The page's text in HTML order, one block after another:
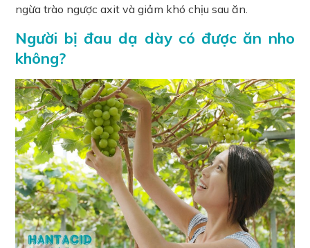
ngừa trào ngược axit và giảm khó chịu sau ăn.
Người bị đau dạ dày có được ăn nho
không?